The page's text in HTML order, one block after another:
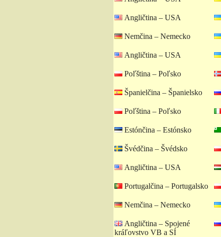
Angličtina – USA
Nemčina – Nemecko
Angličtina – USA
Poľština – Poľsko
Španielčina – Španielsko
Poľština – Poľsko
Estónčina – Estónsko
Švédčina – Švédsko
Angličtina – USA
Portugalčina – Portugalsko
Nemčina – Nemecko
Angličtina – Spojené
kráľovstvo VB a SÍ